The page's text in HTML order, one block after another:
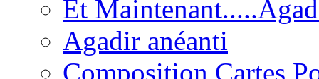
Et
Agadir anéanti
Composition Cartes